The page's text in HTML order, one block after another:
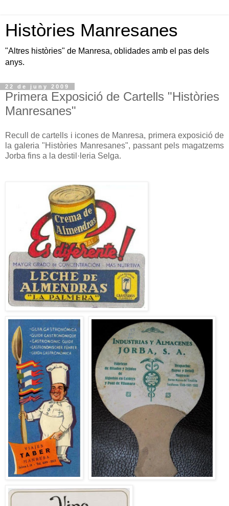
Històries Manresanes
"Altres històries" de Manresa, oblidades amb el pas dels
anys.
22 de juny 2009
Primera Exposició de Cartells "Històries
Manresanes"
Recull de cartells i icones de Manresa, primera exposició de
la galeria "Històries Manresanes", passant pels magatzems
Jorba fins a la destil·leria Selga.